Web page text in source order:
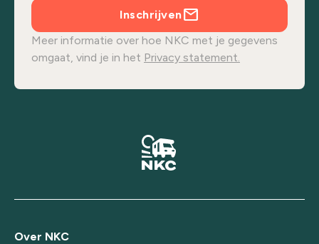
Inschrijven
Meer informatie over hoe NKC met je gegevens
omgaat, vind je in het Privacy statement.
Over NKC